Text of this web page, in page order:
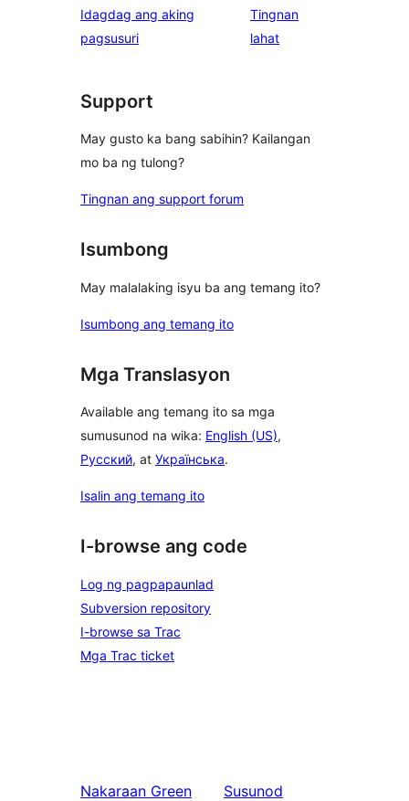
reviews
star
review
Idagdag ang aking
pagsusuri
Tingnan
lahatng
Support
May gusto ka bang sabihin? Kailangan
mo ba ng tulong?
Tingnan ang support forum
Isumbong
May malalaking isyu ba ang temang ito?
Isumbong ang temang ito
Mga Translasyon
Available ang temang ito sa mga
sumusunod na wika: English (US),
Русский, at Українська.
Isalin ang temang ito
I-browse ang code
Log ng pagpapaunlad
Subversion repository
I-browse sa Trac
Mga Trac ticket
Nakaraan Green
Susunod